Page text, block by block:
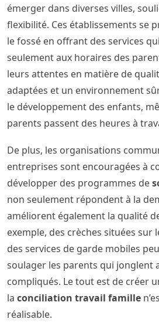
émerger dans diverses villes,
flexibilité. Ces établissements se
le fossé en offrant des services
seulement aux horaires des
leurs attentes en matière de
adaptées et un environnement
le développement des enfants,
parents passent des heures à
De plus, les organisations
entreprises sont encouragées à
développer des programmes de
non seulement répondent à la
améliorent également la qualité
exemple, des crèches situées sur
des services de garde mobiles
soulager les parents qui jonglent
compliqués. Le tout est de créer
la conciliation travail famille
réalisable.